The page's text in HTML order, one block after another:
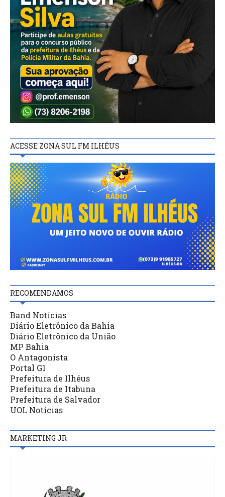
ACESSE ZONA SUL FM ILHÉUS
RECOMENDAMOS
Band Notícias
Diário Eletrônico da Bahia
Diário Eletrônico da União
MP Bahia
O Antagonista
Portal G1
Prefeitura de Ilhéus
Prefeitura de Itabuna
Prefeitura de Salvador
UOL Notícias
MARKETING JR